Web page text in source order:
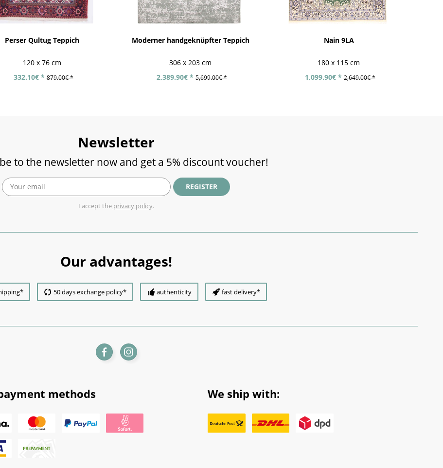
Perser Qultug Teppich
120 x 76 cm
332.10€ * 879.00€ *
Moderner handgeknüpfter Teppich
306 x 203 cm
2,389.90€ * 5,699.00€ *
Nain 9LA
180 x 115 cm
1,099.90€ * 2,649.00€ *
Newsletter
to the newsletter now and get a 5% discount voucher!
REGISTER
I accept the privacy policy.
Our advantages!
50 days exchange policy* authenticity fast delivery*
methods We ship with: